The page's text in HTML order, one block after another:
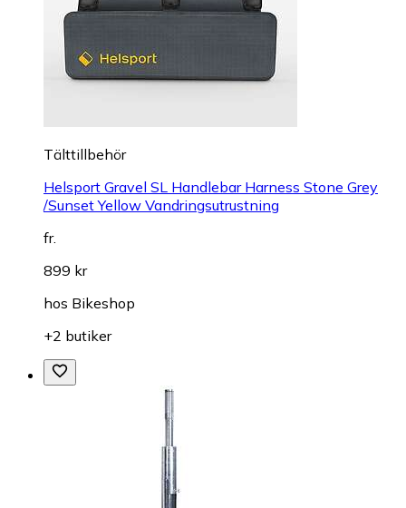
Tälttillbehör
Helsport Gravel SL Handlebar Harness Stone Grey
/Sunset Yellow Vandringsutrustning
fr.
899 kr
hos Bikeshop
+2 butiker